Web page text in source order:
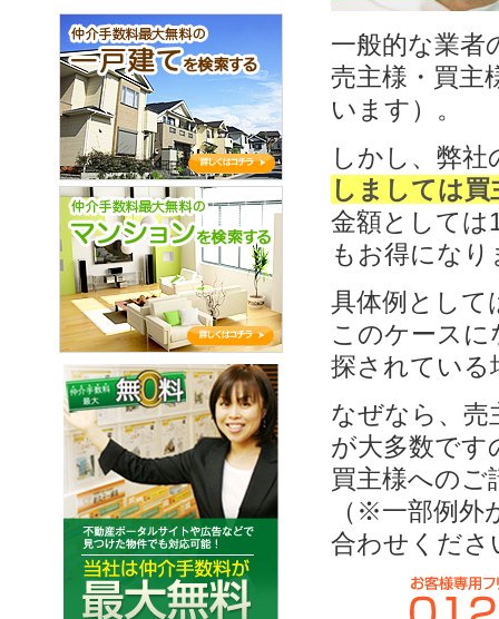
一般的な業者
売主様・買主
います）。
しかし、弊社
しましては
金額としては
もお得になり
具体例として
このケースに
探されている
なぜなら、売
が大多数です
買主様へのご
（※一部例外
合わせくださ